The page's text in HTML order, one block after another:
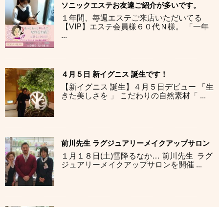
ソニックエステお友達ご紹介が多いです。
１年間、毎週エステご来店いただいてる
【VIP】エステ会員様６０代Ｎ様。 「一年
...
４月５日 新イグニス 誕生です！
【新イグニス 誕生】４月５日デビュー 「生
きた美しさを 」 こだわりの自然素材「 ...
前川先生 ラグジュアリーメイクアップサロン
１月１８日(土)雪降るなか… 前川先生 ラグ
ジュアリーメイクアップサロンを開催 ...